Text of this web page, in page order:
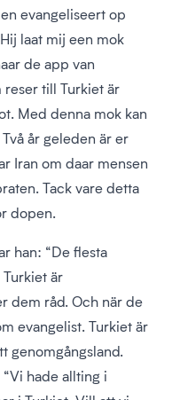
evangeliseert op
laat mij een mok
de app van
reser till Turkiet är
Med denna mok kan
år geleden är er
Iran om daar mensen
Tack vare detta
dopen.
han: “De flesta
är
dem råd. Och när de
evangelist. Turkiet är
genomgångsland.
hade allting i